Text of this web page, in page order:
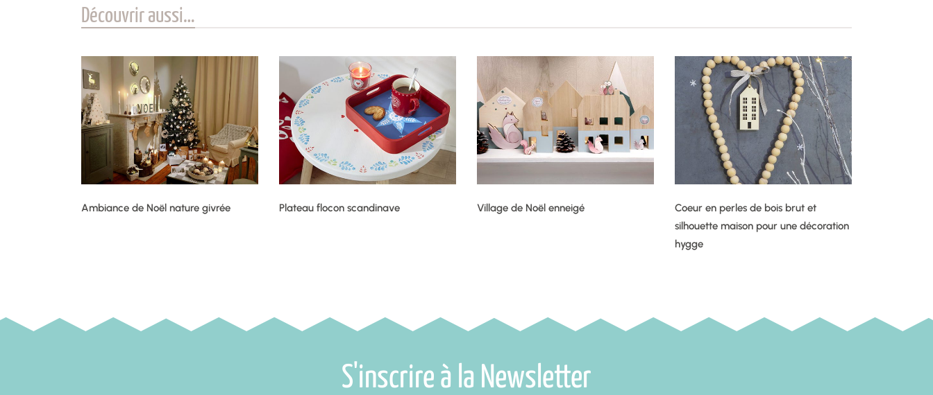
Découvrir aussi…
Ambiance de Noël nature givrée Plateau flocon scandinave Village de Noël enneigé
Coeur en perles de bois brut et
silhouette maison pour une décoration
hygge
S'inscrire à la Newsletter